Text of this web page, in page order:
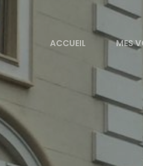
ACCUEIL MES